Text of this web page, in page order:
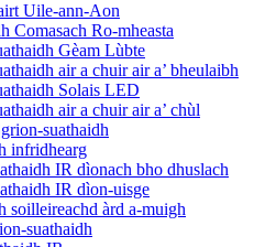
Uile-ann-Aon
Comasach Ro-mheasta
Gèam Lùbte
air a chuir air a’ bheulaibh
Solais LED
air a chuir air a’ chùl
suathaidh
infridhearg
IR dìonach bho dhuslach
IR dìon-uisge
soilleireachd àrd a-muigh
suathaidh